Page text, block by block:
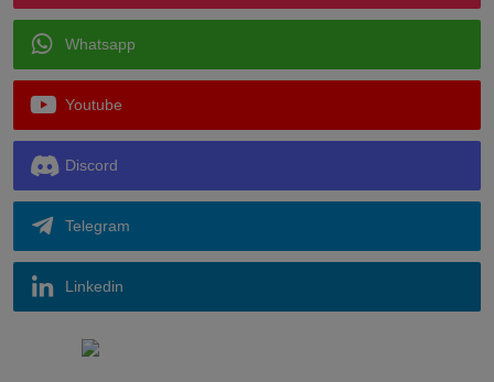
Whatsapp
Youtube
Discord
Telegram
Linkedin